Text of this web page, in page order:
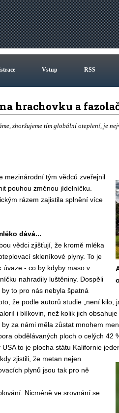
Vstup RSS
hrachovku a
zhoršujeme tím globální oteplení, je
mezinárodní tým vědců zveřejnil
pouhou změnou jídelníčku.
rázem zajistila splnění více
dává...
vědci zjišťují, že kromě mléka
skleníkové plyny. To je
úvaze - co by kdyby maso v
nahradily luštěniny. Dospěli
by to pro nás nebyla špatná
že podle autorů studie „není kilo,
i bílkovin, než kolik jich
by za námi měla zůstat mnohem
obdělávaných ploch o celých 42
to je plocha státu Kalifornie
zjistili, že metan nejen
plynů jsou tak pro ně
stran.
Nicméně ve srovnání se